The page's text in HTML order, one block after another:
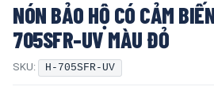
NÓN BẢO HỘ CÓ CẢM
705SFR-UV MÀU ĐỎ
SKU: H-705SFR-UV